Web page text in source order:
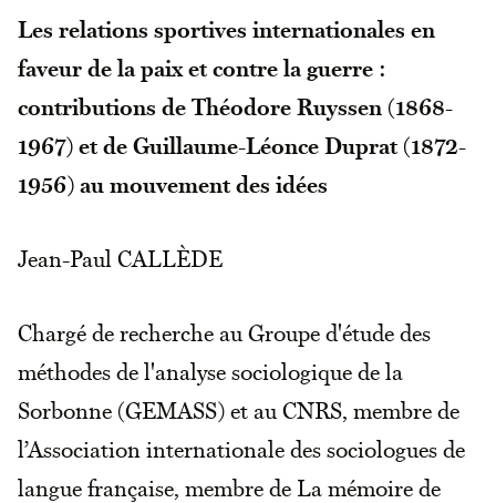
Les relations sportives internationales en
faveur de la paix et contre la guerre :
contributions de Théodore Ruyssen (1868-
1967) et de Guillaume-Léonce Duprat (1872-
1956) au mouvement des idées
Jean-Paul CALLÈDE
Chargé de recherche au Groupe d'étude des
méthodes de l'analyse sociologique de la
Sorbonne (GEMASS) et au CNRS, membre de
l’Association internationale des sociologues de
langue française, membre de La mémoire de